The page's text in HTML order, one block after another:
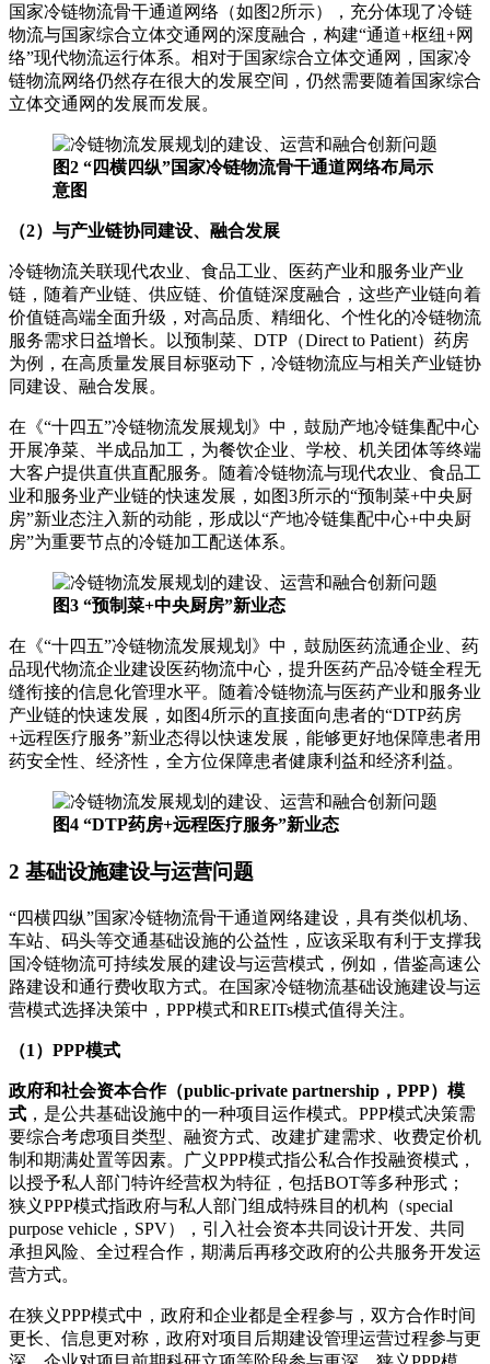
国家冷链物流骨干通道网络（如图2所示），充分体现了冷链
物流与国家综合立体交通网的深度融合，构建“通道+枢纽+网
络”现代物流运行体系。相对于国家综合立体交通网，国家冷
链物流网络仍然存在很大的发展空间，仍然需要随着国家综合
立体交通网的发展而发展。
图2 “四横四纵”国家冷链物流骨干通道网络布局示
意图
（2）与产业链协同建设、融合发展
冷链物流关联现代农业、食品工业、医药产业和服务业产业
链，随着产业链、供应链、价值链深度融合，这些产业链向着
价值链高端全面升级，对高品质、精细化、个性化的冷链物流
服务需求日益增长。以预制菜、DTP（Direct to Patient）药房
为例，在高质量发展目标驱动下，冷链物流应与相关产业链协
同建设、融合发展。
在《“十四五”冷链物流发展规划》中，鼓励产地冷链集配中心
开展净菜、半成品加工，为餐饮企业、学校、机关团体等终端
大客户提供直供直配服务。随着冷链物流与现代农业、食品工
业和服务业产业链的快速发展，如图3所示的“预制菜+中央厨
房”新业态注入新的动能，形成以“产地冷链集配中心+中央厨
房”为重要节点的冷链加工配送体系。
图3 “预制菜+中央厨房”新业态
在《“十四五”冷链物流发展规划》中，鼓励医药流通企业、药
品现代物流企业建设医药物流中心，提升医药产品冷链全程无
缝衔接的信息化管理水平。随着冷链物流与医药产业和服务业
产业链的快速发展，如图4所示的直接面向患者的“DTP药房
+远程医疗服务”新业态得以快速发展，能够更好地保障患者用
药安全性、经济性，全方位保障患者健康利益和经济利益。
图4 “DTP药房+远程医疗服务”新业态
2 基础设施建设与运营问题
“四横四纵”国家冷链物流骨干通道网络建设，具有类似机场、
车站、码头等交通基础设施的公益性，应该采取有利于支撑我
国冷链物流可持续发展的建设与运营模式，例如，借鉴高速公
路建设和通行费收取方式。在国家冷链物流基础设施建设与运
营模式选择决策中，PPP模式和REITs模式值得关注。
（1）PPP模式
政府和社会资本合作（public-private partnership，PPP）模
式 ，是公共基础设施中的一种项目运作模式。PPP模式决策需
要综合考虑项目类型、融资方式、改建扩建需求、收费定价机
制和期满处置等因素。广义PPP模式指公私合作投融资模式，
以授予私人部门特许经营权为特征，包括BOT等多种形式；
狭义PPP模式指政府与私人部门组成特殊目的机构（special
purpose vehicle，SPV），引入社会资本共同设计开发、共同
承担风险、全过程合作，期满后再移交政府的公共服务开发运
营方式。
在狭义PPP模式中，政府和企业都是全程参与，双方合作时间
更长、信息更对称，政府对项目后期建设管理运营过程参与更